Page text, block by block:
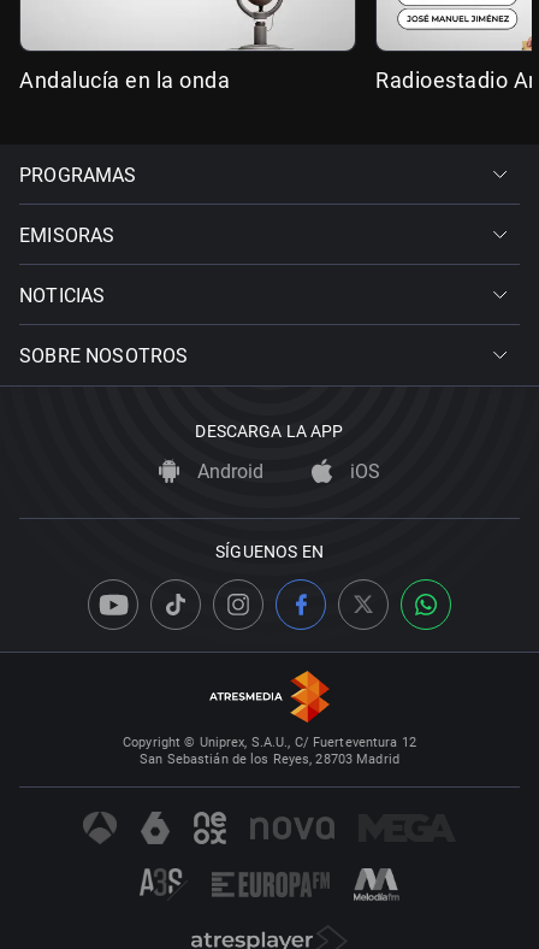
Andalucía en la onda Radioestadio
PROGRAMAS
EMISORAS
NOTICIAS
SOBRE NOSOTROS
DESCARGA LA APP
Android iOS
SÍGUENOS EN
Copyright © Uniprex, S.A.U., C/ Fuerteventura 12
San Sebastián de los Reyes, 28703 Madrid